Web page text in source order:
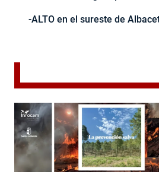
-ALTO en el sureste de